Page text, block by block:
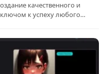
качественного и
ключом к успеху любого…